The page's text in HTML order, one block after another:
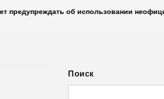
об использовании
Поиск